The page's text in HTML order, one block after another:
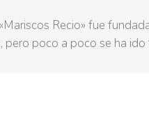
Recio» fue
pero poco a poco se ha